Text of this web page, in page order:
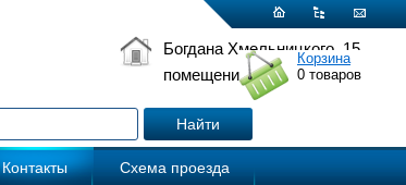
Богдана Хмельницкого, 15
помещение 5
Контакты Схема проезда
Корзина
0 товаров